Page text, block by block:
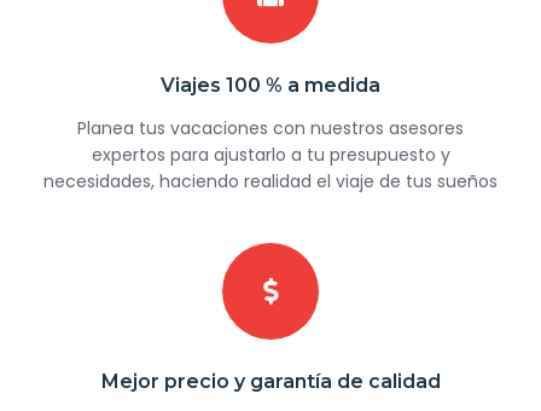
Viajes 100 % a medida
Planea tus vacaciones con nuestros asesores
expertos para ajustarlo a tu presupuesto y
necesidades, haciendo realidad el viaje de tus sueños
Mejor precio y garantía de calidad